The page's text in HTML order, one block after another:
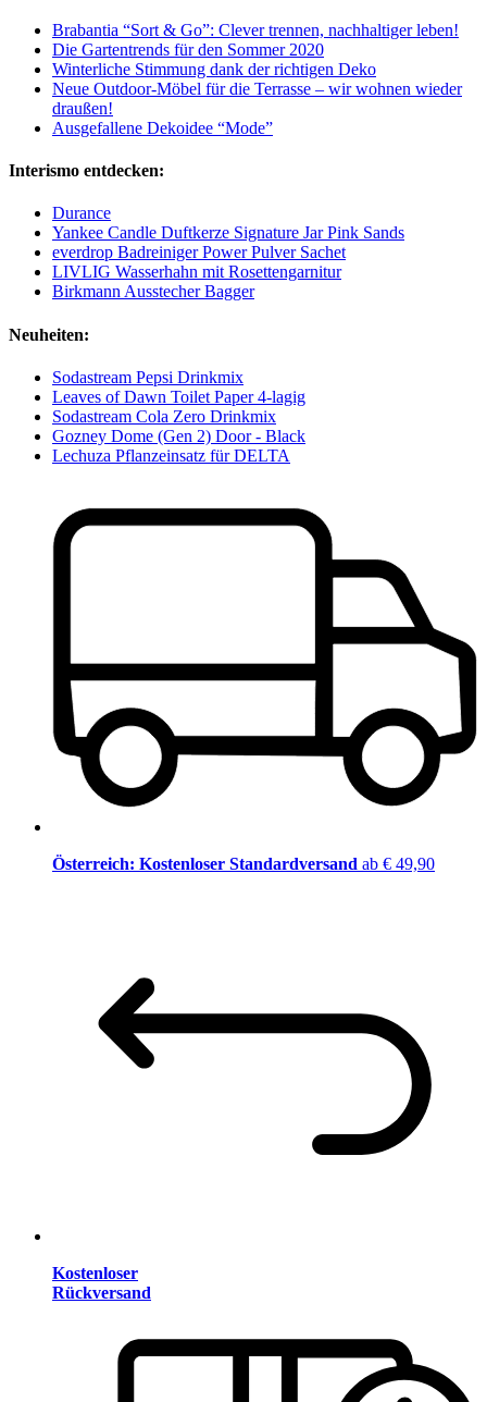
Brabantia “Sort & Go”: Clever trennen, nachhaltiger leben!
Die Gartentrends für den Sommer 2020
Winterliche Stimmung dank der richtigen Deko
Neue Outdoor-Möbel für die Terrasse – wir wohnen wieder
draußen!
Ausgefallene Dekoidee “Mode”
Interismo entdecken:
Durance
Yankee Candle Duftkerze Signature Jar Pink Sands
everdrop Badreiniger Power Pulver Sachet
LIVLIG Wasserhahn mit Rosettengarnitur
Birkmann Ausstecher Bagger
Neuheiten:
Sodastream Pepsi Drinkmix
Leaves of Dawn Toilet Paper 4-lagig
Sodastream Cola Zero Drinkmix
Gozney Dome (Gen 2) Door - Black
Lechuza Pflanzeinsatz für DELTA
Österreich: Kostenloser Standardversand ab € 49,90
Kostenloser
Rückversand